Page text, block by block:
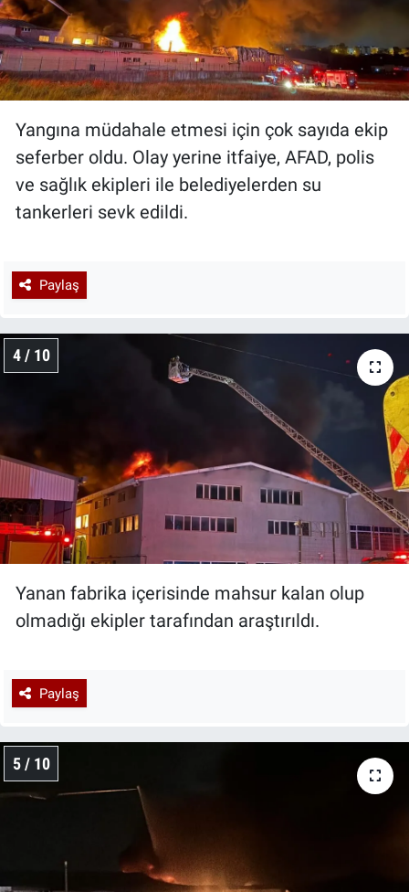
Yangına müdahale etmesi için çok sayıda ekip
seferber oldu. Olay yerine itfaiye, AFAD, polis
ve sağlık ekipleri ile belediyelerden su
tankerleri sevk edildi.
Paylaş
4 / 10
Yanan fabrika içerisinde mahsur kalan olup
olmadığı ekipler tarafından araştırıldı.
Paylaş
5 / 10